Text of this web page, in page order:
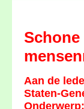
Aan de
Staten-